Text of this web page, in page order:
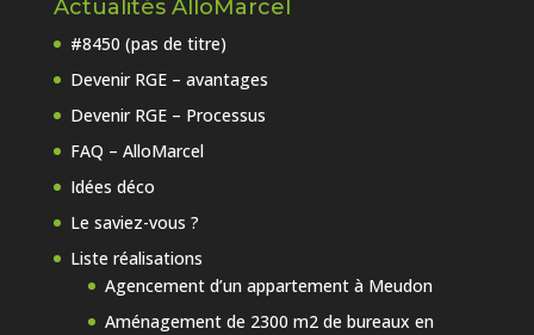
Actualités AlloMarcel
#8450 (pas de titre)
Devenir RGE – avantages
Devenir RGE – Processus
FAQ – AlloMarcel
Idées déco
Le saviez-vous ?
Liste réalisations
Agencement d’un appartement à Meudon
Aménagement de 2300 m2 de bureaux en